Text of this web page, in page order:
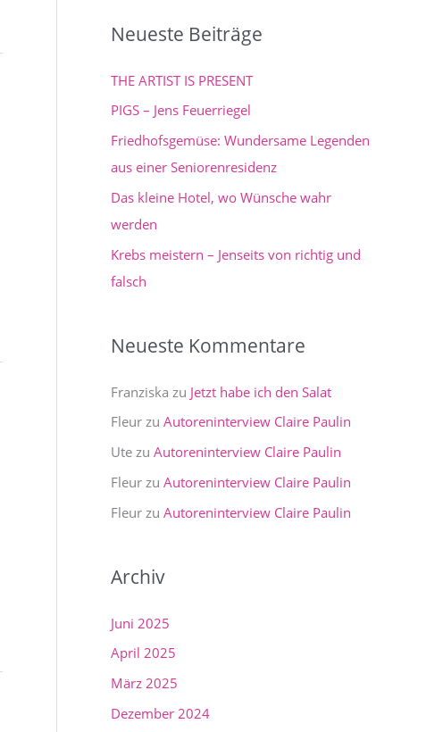
h
a
c
h
:
Neueste Beiträge
THE ARTIST IS PRESENT
PIGS – Jens Feuerriegel
Friedhofsgemüse: Wundersame Legenden
aus einer Seniorenresidenz
Das kleine Hotel, wo Wünsche wahr
werden
Krebs meistern – Jenseits von richtig und
falsch
Neueste Kommentare
Franziska zu Jetzt habe ich den Salat
Fleur zu Autoreninterview Claire Paulin
Ute zu Autoreninterview Claire Paulin
Fleur zu Autoreninterview Claire Paulin
Fleur zu Autoreninterview Claire Paulin
Archiv
Juni 2025
April 2025
März 2025
Dezember 2024